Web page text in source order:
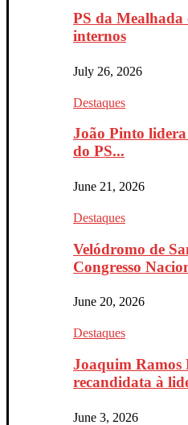
PS da Mealhada
internos
July 26, 2026
Destaques
João Pinto
do PS...
June 21, 2026
Destaques
Velódromo de
Congresso
June 20, 2026
Destaques
Joaquim Ramos
recandidata à
June 3, 2026